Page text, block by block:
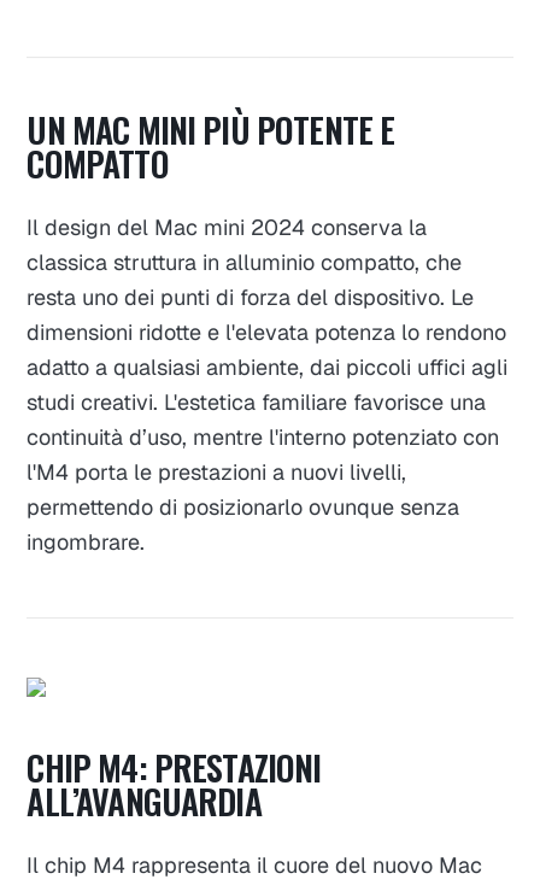
UN MAC MINI PIÙ POTENTE E
COMPATTO
Il design del Mac mini 2024 conserva la
classica struttura in alluminio compatto, che
resta uno dei punti di forza del dispositivo. Le
dimensioni ridotte e l'elevata potenza lo rendono
adatto a qualsiasi ambiente, dai piccoli uffici agli
studi creativi. L'estetica familiare favorisce una
continuità d’uso, mentre l'interno potenziato con
l'M4 porta le prestazioni a nuovi livelli,
permettendo di posizionarlo ovunque senza
ingombrare.
CHIP M4: PRESTAZIONI
ALL’AVANGUARDIA
Il chip M4 rappresenta il cuore del nuovo Mac